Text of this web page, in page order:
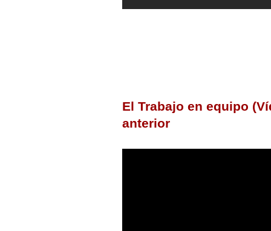
El Trabajo en equipo
anterior